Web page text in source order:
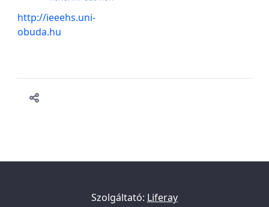
http://ieeehs.uni-
obuda.hu
Szolgáltató: Liferay